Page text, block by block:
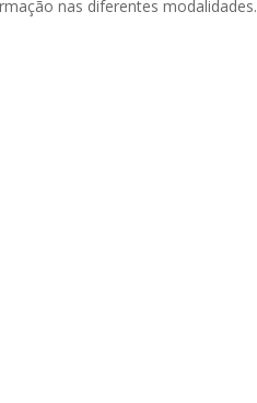
nas diferentes modalidades.